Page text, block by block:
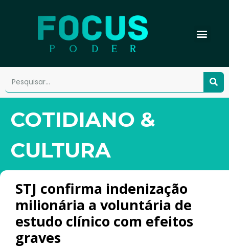
COTIDIANO &
CULTURA
STJ confirma indenização
milionária a voluntária de
estudo clínico com efeitos
graves